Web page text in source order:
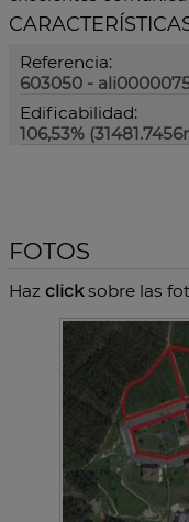
Referencia:
603050 -
Edificabilidad:
106,53%
FOTOS
Haz clicksobre las